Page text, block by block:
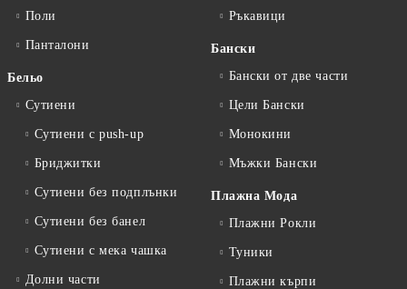
Поли
Панталони
Бельо
Сутиени
Сутиени с push-up
Бриджитки
Сутиени без подплънки
Сутиени без банел
Сутиени с мека чашка
Долни части
Ръкавици
Бански
Бански от две части
Цели Бански
Монокини
Мъжки Бански
Плажна Мода
Плажни Рокли
Туники
Плажни кърпи